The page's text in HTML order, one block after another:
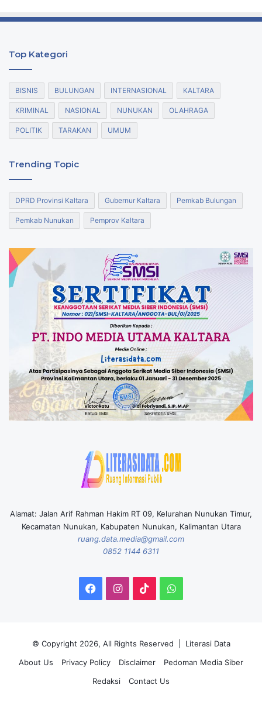
Top Kategori
BISNIS BULUNGAN INTERNASIONAL KALTARA
KRIMINAL NASIONAL NUNUKAN OLAHRAGA
POLITIK TARAKAN UMUM
Trending Topic
DPRD Provinsi Kaltara Gubernur Kaltara Pemkab Bulungan
Pemkab Nunukan Pemprov Kaltara
Alamat: Jalan Arif Rahman Hakim RT 09, Kelurahan Nunukan Timur,
Kecamatan Nunukan, Kabupaten Nunukan, Kalimantan Utara
ruang.data.media@gmail.com
0852 1144 6311
FacebookInstagram
TikTokWhatsApp
© Copyright 2026, All Rights Reserved | Literasi Data
About Us
Privacy Policy Disclaimer
Pedoman Media Siber
Redaksi
Contact Us